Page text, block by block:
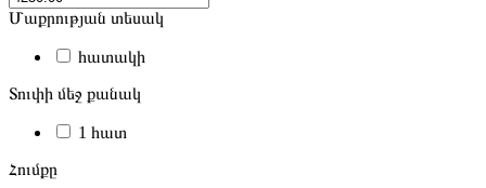
Մաքրության տեսակ
հատակի
Տուփի մեջ քանակ
1 հատ
Հումքը